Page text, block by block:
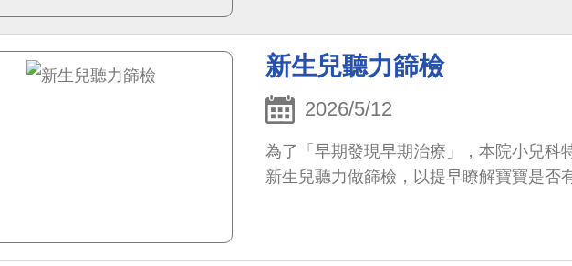
新生兒聽力篩檢
2026/5/12
為了「早期發現早期治療」，本院小兒科
新生兒聽力做篩檢，以提早瞭解寶寶是否